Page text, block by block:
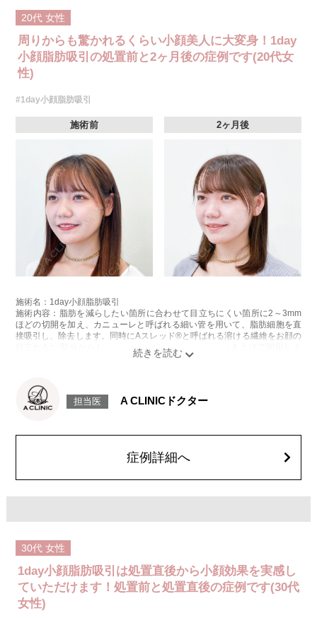
20代 女性
周りからも驚かれるくらい小顔美人に大変身！1day
小顔脂肪吸引の処置前と2ヶ月後の症例です(20代女
性)
#1day小顔脂肪吸引
施術前 2ヶ月後
施術名：1day小顔脂肪吸引
施術内容：脂肪を減らしたい箇所に合わせて目立ちにくい箇所に2～3mm
ほどの切開を加え、カニューレと呼ばれる細い管を用いて、脂肪細胞を直
接吸引し、除去します。同時にAスレッド®と呼ばれる溶ける繊維をお顔の
目立たない部分から皮下へ挿入し、皮膚を内側から引き上げて固定しま
感などが術後一時的に生じることがございます。また、稀に貧血、細菌感
染症、左右差、施術箇所の知覚鈍麻、ぼこつき、硬結、瘢痕化、色素沈
顔の脂肪吸引箇所の追加 1ヶ所ごと+162,800円(税込)
オプション：笑気麻酔 3,300円(税込)
担当医 A CLINICドクター
症例詳細へ
30代 女性
1day小顔脂肪吸引は処置直後から小顔効果を実感し
ていただけます！処置前と処置直後の症例です(30代
女性)